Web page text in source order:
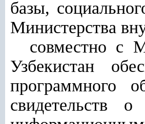
базы,
Министерства
совместно с
Узбекистан
программного
свидетельств